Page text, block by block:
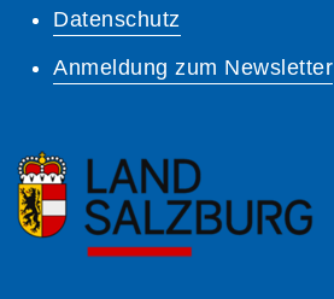
Datenschutz
Anmeldung zum Newsletter